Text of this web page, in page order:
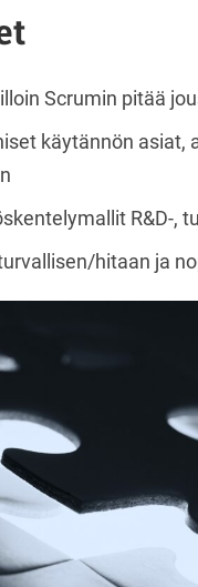
Scrumin pitää
käytännön asiat,
R&D-,
hitaan ja